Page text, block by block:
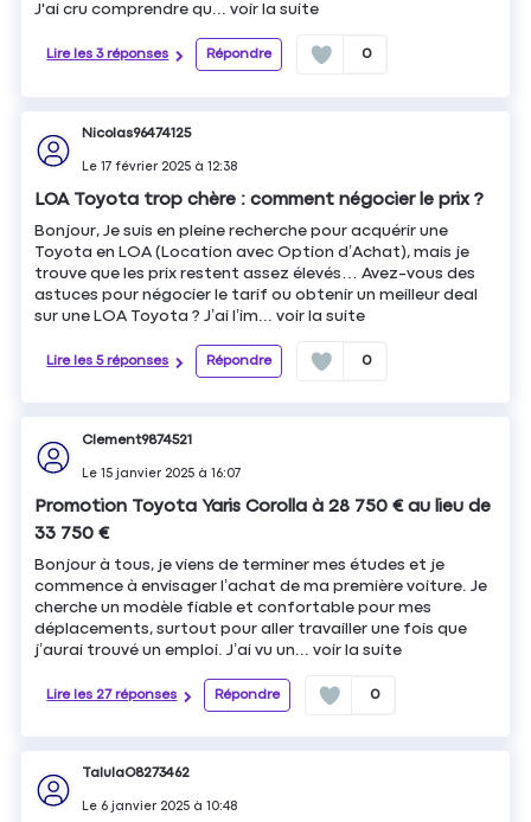
J'ai cru comprendre qu...voir la suite
Lire les 3 réponses Répondre 0
Nicolas96474125
Le17 février 2025 à12:38
LOA Toyota trop chère : comment négocier le prix ?
Bonjour, Je suis en pleine recherche pour acquérir une
Toyota en LOA (Location avec Option d’Achat), mais je
trouve que les prix restent assez élevés… Avez-vous des
astuces pour négocier le tarif ou obtenir un meilleur deal
sur une LOA Toyota ? J’ai l’im...voir la suite
Lire les 5 réponses Répondre 0
Clement9874521
Le15 janvier 2025 à16:07
Promotion Toyota Yaris Corolla à 28 750 € au lieu de
33 750 €
Bonjour à tous, je viens de terminer mes études et je
commence à envisager l’achat de ma première voiture. Je
cherche un modèle fiable et confortable pour mes
déplacements, surtout pour aller travailler une fois que
j’aurai trouvé un emploi. J’ai vu un...voir la suite
Lire les 27 réponses Répondre 0
TalulaO8273462
Le 6 janvier 2025 à10:48